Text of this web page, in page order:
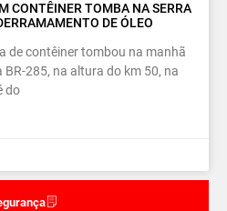
CONTÊINER TOMBA NA SERRA
DE ÓLEO
de contêiner tombou na manhã
285, na altura do km 50, na
do